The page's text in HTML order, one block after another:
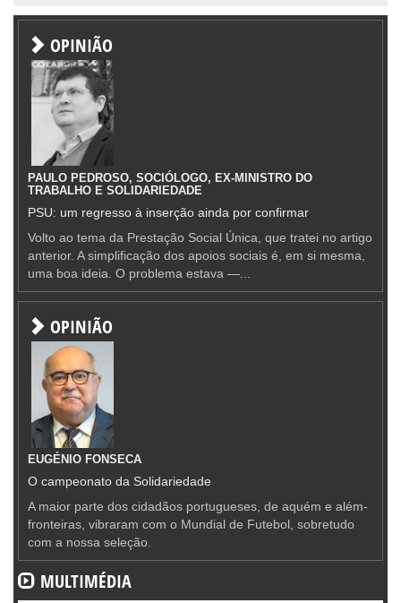
OPINIÃO
PAULO PEDROSO, SOCIÓLOGO, EX-MINISTRO DO
TRABALHO E SOLIDARIEDADE
PSU: um regresso à inserção ainda por confirmar
Volto ao tema da Prestação Social Única, que tratei no artigo
anterior. A simplificação dos apoios sociais é, em si mesma,
uma boa ideia. O problema estava —...
OPINIÃO
EUGÉNIO FONSECA
O campeonato da Solidariedade
A maior parte dos cidadãos portugueses, de aquém e além-
fronteiras, vibraram com o Mundial de Futebol, sobretudo
com a nossa seleção.
MULTIMÉDIA